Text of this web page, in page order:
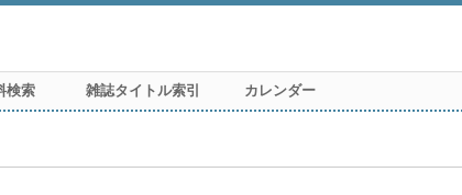
検索 雑誌タイトル索引 カレンダー